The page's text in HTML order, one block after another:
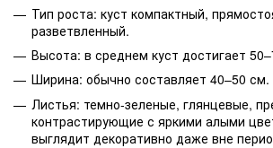
Тип роста: куст компактный,
разветвленный.
Высота: в среднем куст достигает
Ширина: обычно составляет 40–50 см.
Листья: темно-зеленые, глянцевые,
контрастирующие с яркими алыми
выглядит декоративно даже вне